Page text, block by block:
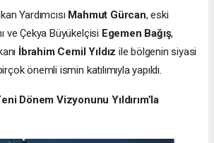
Yardımcısı Mahmut Gürcan, eski
ve Çekya Büyükelçisi Egemen Bağış,
İbrahim Cemil Yıldız ile bölgenin siyasi
önemli ismin katılımıyla yapıldı.
Dönem Vizyonunu Yıldırım’la